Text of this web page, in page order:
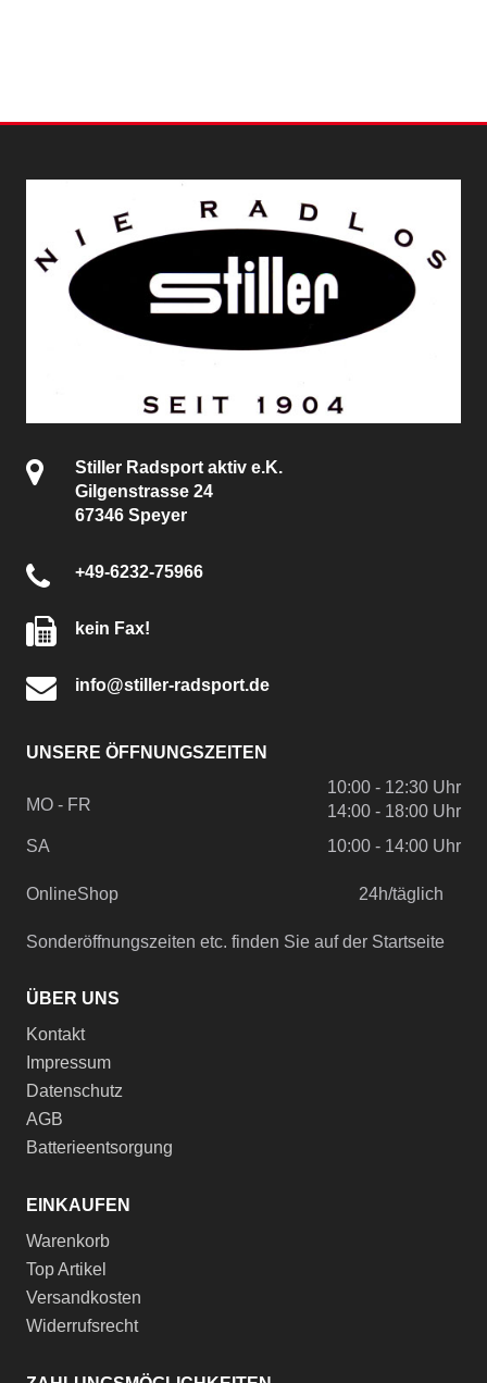
Stiller Radsport aktiv e.K.
Gilgenstrasse 24
67346 Speyer
+49-6232-75966
kein Fax!
info@stiller-radsport.de
UNSERE ÖFFNUNGSZEITEN
MO - FR
10:00 - 12:30 Uhr
14:00 - 18:00 Uhr
SA
10:00 - 14:00 Uhr
OnlineShop 24h/täglich
Sonderöffnungszeiten etc. finden Sie auf der Startseite
ÜBER UNS
Kontakt
Impressum
Datenschutz
AGB
Batterieentsorgung
EINKAUFEN
Warenkorb
Top Artikel
Versandkosten
Widerrufsrecht